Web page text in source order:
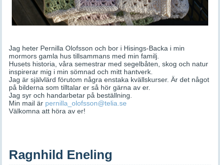
Jag heter Pernilla Olofsson och bor i Hisings-Backa i min
mormors gamla hus tillsammans med min familj.
Husets historia, våra semestrar med segelbåten, skog och natur
inspirerar mig i min sömnad och mitt hantverk.
Jag är självlärd förutom några enstaka kvällskurser. Är det något
på bilderna som tilltalar er så hör gärna av er.
Jag syr och handarbetar på beställning.
Min mail är pernilla_olofsson@telia.se
Välkomna att höra av er!
Ragnhild Eneling